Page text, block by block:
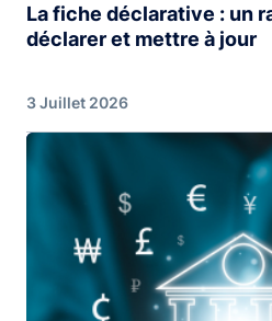
La fiche déclarative : un
déclarer et mettre à jour
3 Juillet 2026
Image